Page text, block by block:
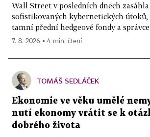
Wall Street v posledních dnech
sofistikovaných kybernetických
tamní přední hedgeové fondy a
7. 8. 2026 ▪ 4 min. čtení
TOMÁŠ SEDLÁČEK
Ekonomie ve věku umělé
nutí ekonomy vrátit se k
dobrého života